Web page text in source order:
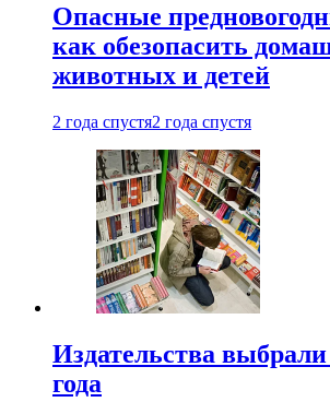
Опасные
как обезопасить
животных и детей
2 года спустя2 года спустя
Издательства выбрали
года